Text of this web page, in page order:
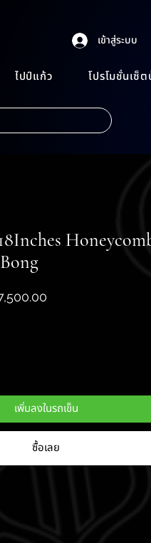
เข้าสู่ระบบ
ไปป์แก้ว โปรโมชั่นเซ็
า
เพิ่มลงในรถเข็น
ซื้อเลย